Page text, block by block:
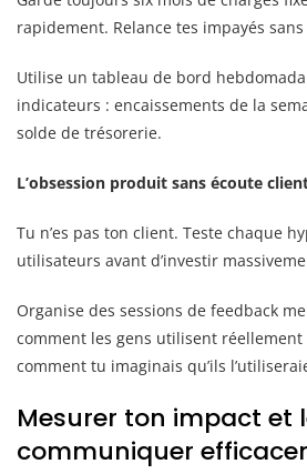
rapidement. Relance tes impayés
Utilise un tableau de bord
indicateurs : encaissements de la
solde de trésorerie.
L’obsession produit sans écoute
Tu n’es pas ton client. Teste chaque
utilisateurs avant d’investir
Organise des sessions de feedback
comment les gens utilisent
comment tu imaginais qu’ils
Mesurer ton impact et
communiquer